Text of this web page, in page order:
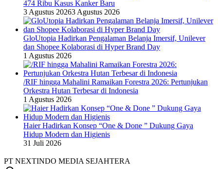
474 Ribu Kasus Kanker Baru
3 Agustus 20263 Agustus 2026
GloUtopia Hadirkan Pengalaman Belanja Imersif, Unilever
dan Shopee Kolaborasi di Hyper Brand Day
1 Agustus 2026
/RIF hingga Mahalini Ramaikan Forestra 2026: Pertunjukan
Orkestra Hutan Terbesar di Indonesia
1 Agustus 2026
Haier Hadirkan Konsep “One & Done ” Dukung Gaya
Hidup Modern dan Higienis
31 Juli 2026
PT NEXTINDO MEDIA SEJAHTERA